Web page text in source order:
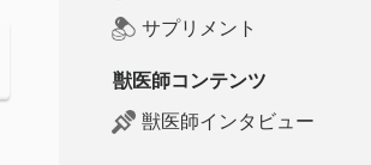
サプリメント
獣医師コンテンツ
獣医師インタビュー